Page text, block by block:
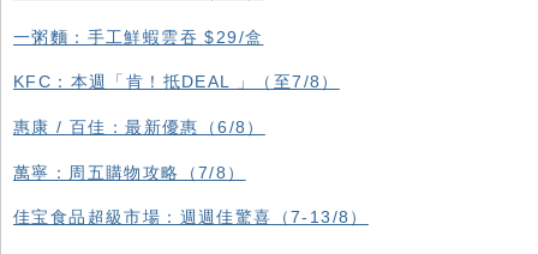
一粥麵：手工鮮蝦雲吞 $29/盒
KFC ：本週「肯！抵DEAL 」（至7/8）
惠康 / 百佳：最新優惠（6/8）
萬寧：周五購物攻略（7/8）
佳宝食品超級市場：週週佳驚喜（7-13/8）